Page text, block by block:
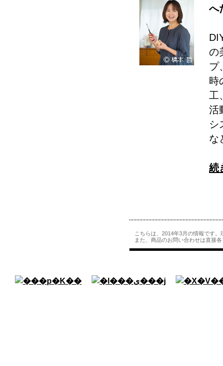
へ
の
プ
時
工
活
シ
な
続
こちらは、2014年3月の情報です
また、商品のお問い合わせは直接